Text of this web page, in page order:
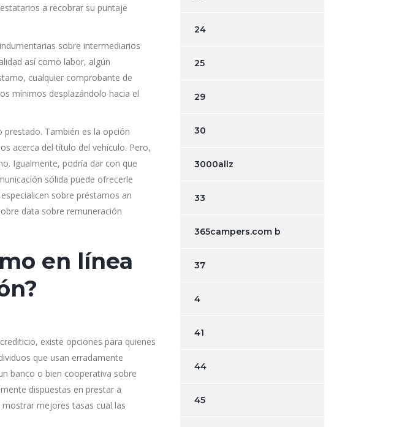
a recobrar su puntaje
sobre intermediarios
así­ como labor, algún
cualquier comprobante de
mínimos desplazándolo hacia el
También es la opción
acerca del título del vehículo. Pero,
Igualmente, podría dar con que
sólida puede ofrecerle
sobre préstamos an
data sobre remuneración
en línea
existe opciones para quienes
que usan erradamente
banco o bien cooperativa sobre
dispuestas en prestar a
mejores tasas cual las
24
25
29
30
3000allz
33
365campers.com b
37
4
41
44
45